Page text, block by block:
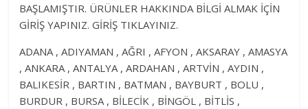
BAŞLAMIŞTIR. ÜRÜNLER HAKKINDA BİLGİ ALMAK İÇİN
GİRİŞ YAPINIZ. GİRİŞ TIKLAYINIZ.
ADANA , ADIYAMAN , AĞRI , AFYON , AKSARAY , AMASYA
, ANKARA , ANTALYA , ARDAHAN , ARTVİN , AYDIN ,
BALIKESİR , BARTIN , BATMAN , BAYBURT , BOLU ,
BURDUR , BURSA , BİLECİK , BİNGÖL , BİTLİS ,